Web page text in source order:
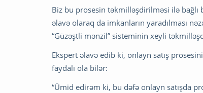
Biz bu prosesin təkmilləşdirilməsi ilə
əlavə olaraq da imkanların yaradılması
“Güzəştli mənzil” sisteminin xeyli
Ekspert əlavə edib ki, onlayn satış
faydalı ola bilər:
“Ümid edirəm ki, bu dəfə onlayn satışda